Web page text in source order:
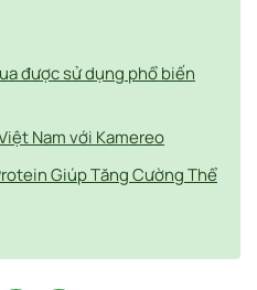
được sử dụng phổ biến
Nam với Kamereo
Giúp Tăng Cường Thể